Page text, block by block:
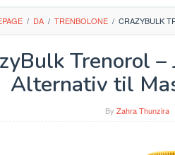
/ DA / TRENBOLONE / CRAZYBULK
Trenorol
Alternativ til
By Zahra Thunzira